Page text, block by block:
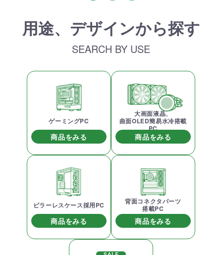
用途、デザインから探す
SEARCH BY USE
ゲーミングPC
商品をみる
大画面液晶、
曲面OLED簡易水冷搭載
PC
商品をみる
ピラーレスケース採用PC
商品をみる
背面コネクタパーツ
搭載PC
商品をみる